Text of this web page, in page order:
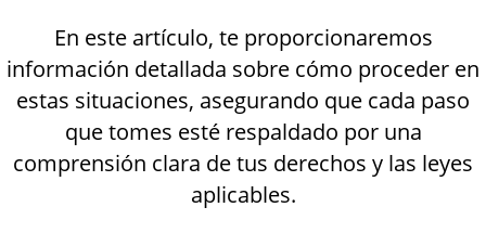
En este artículo, te proporcionaremos
información detallada sobre cómo proceder en
estas situaciones, asegurando que cada paso
que tomes esté respaldado por una
comprensión clara de tus derechos y las leyes
aplicables.